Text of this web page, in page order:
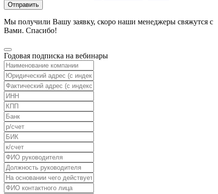
Отправить
Мы получили Вашу заявку, скоро наши менеджеры свяжутся с
Вами. Спасибо!
Годовая подписка на вебинары